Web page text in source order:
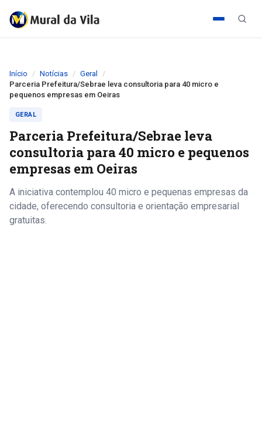
Início Notícias
Geral
Parceria Prefeitura/Sebrae leva consultoria para 40 micro e
pequenos empresas em Oeiras
GERAL
Parceria Prefeitura/Sebrae leva
consultoria para 40 micro e pequenos
empresas em Oeiras
A iniciativa contemplou 40 micro e pequenas empresas da
cidade, oferecendo consultoria e orientação empresarial
gratuitas.